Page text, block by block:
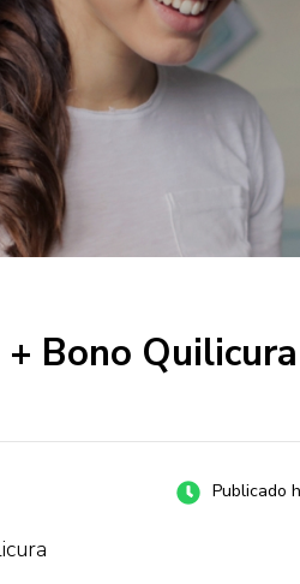
Bono
Publicado